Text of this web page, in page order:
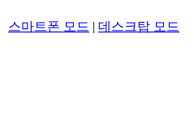
스마트폰 모드 | 데스크탑 모드